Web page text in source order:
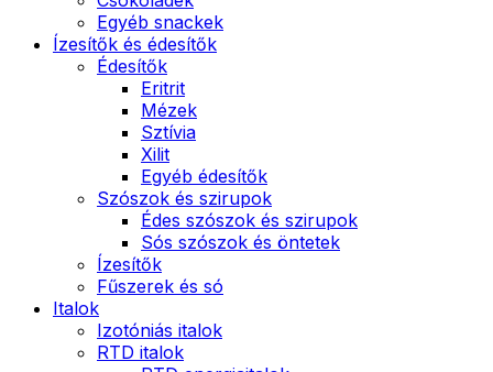
Egyéb snackek
Ízesítők és édesítők
Édesítők
Eritrit
Mézek
Sztívia
Xilit
Egyéb édesítők
Szószok és szirupok
Édes szószok és szirupok
Sós szószok és öntetek
Ízesítők
Fűszerek és só
Italok
Izotóniás italok
RTD italok